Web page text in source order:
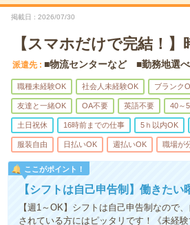
掲載日 2026/07/30
【スマホだけで完結！
派遣先 ■物流センターなど ■勤務地選
職種未経験OK 社会人未経験OK ブランク
友達と一緒OK OA不要 英語不要 40～
土日祝休 16時前までの仕事 5ｈ以内OK
服装自由 日払いOK 週払いOK 職場が
ここがポイント！
【シフトは自己申告制】働きた
【週1～OK】シフトは自己申告制なので
されている方にはピッタリです！《未経